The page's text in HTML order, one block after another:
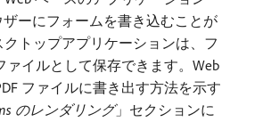
ザーにフォームを書き込むことが
トップアプリケーションは、フ
ァイルとして保存できます。Web
ファイルに書き出す方法を示す
のレンダリング」セクションに